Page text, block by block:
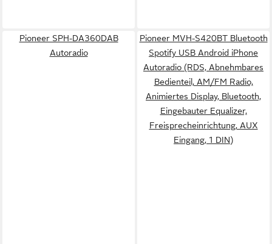
Pioneer SPH-DA360DAB
Autoradio
Pioneer MVH-S420BT Bluetooth
Spotify USB Android iPhone
Autoradio (RDS, Abnehmbares
Bedienteil, AM/FM Radio,
Animiertes Display, Bluetooth,
Eingebauter Equalizer,
Freisprecheinrichtung, AUX
Eingang, 1 DIN)